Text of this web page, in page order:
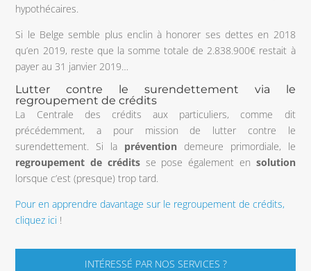
hypothécaires.
Si le Belge semble plus enclin à honorer ses dettes en 2018
qu’en 2019, reste que la somme totale de 2.838.900€ restait à
payer au 31 janvier 2019…
Lutter contre le surendettement via le
regroupement de crédits
La Centrale des crédits aux particuliers, comme dit
précédemment, a pour mission de lutter contre le
surendettement. Si la prévention demeure primordiale, le
regroupement de créditsse pose également en solution
lorsque c’est (presque) trop tard.
Pour en apprendre davantage sur le regroupement de crédits,
cliquez ici !
INTÉRESSÉ PAR NOS SERVICES ?